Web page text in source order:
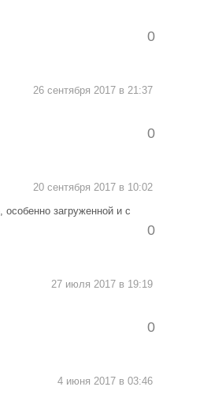
0
26 сентября 2017 в 21:37
0
20 сентября 2017 в 10:02
загруженной и с
0
27 июля 2017 в 19:19
0
4 июня 2017 в 03:46